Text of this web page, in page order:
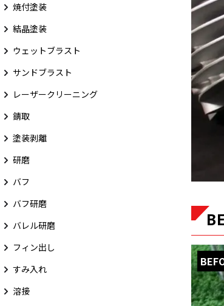
焼付塗装
結晶塗装
ウェットブラスト
サンドブラスト
レーザークリーニング
錆取
塗装剥離
研磨
バフ
バフ研磨
バレル研磨
フィン出し
すみ入れ
溶接